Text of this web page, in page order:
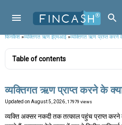
फिनकैश»व्यक्तिगत ऋण ईएमआई»व्यक्तिगत ऋण प्राप्त
Table of contents
व्यक्तिगत ऋण प्राप्त करने के
Updated on August 5, 2026 , 17979 views
व्यक्ति अक्सर नकदी तक तत्काल पहुंच प्राप्त